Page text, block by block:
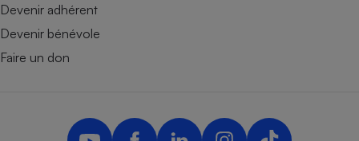
Devenir adhérent
Devenir bénévole
Faire un don